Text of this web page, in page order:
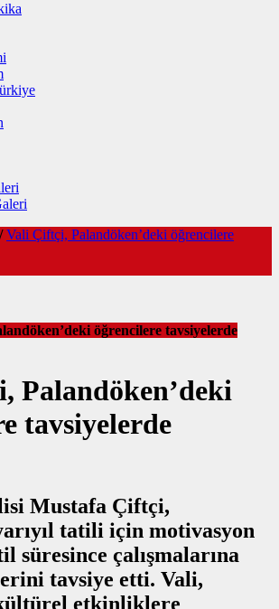
/ Vali Çiftçi, Palandöken’deki öğrencilere
öğrencilere tavsiyelerde
Palandöken’deki
tavsiyelerde
Mustafa Çiftçi,
tatili için motivasyon
süresince çalışmalarına
tavsiye etti. Vali,
etkinliklere